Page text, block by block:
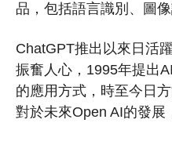
品，包括語言識別、圖像
ChatGPT推出以來日活
振奮人心，1995年提出
的應用方式，時至今日
對於未來Open AI的發展